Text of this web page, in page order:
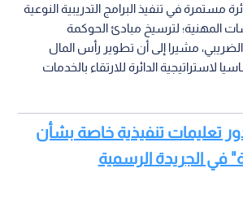
مستمرة في تنفيذ البرامج التدريبية النوعية
المهنية؛ لترسيخ مبادئ الحوكمة
مشيرا إلى أن تطوير رأس المال
لاستراتيجية الدائرة للارتقاء بالخدمات
تعليمات تنفيذية خاصة بشأن
في الجريدة الرسمية